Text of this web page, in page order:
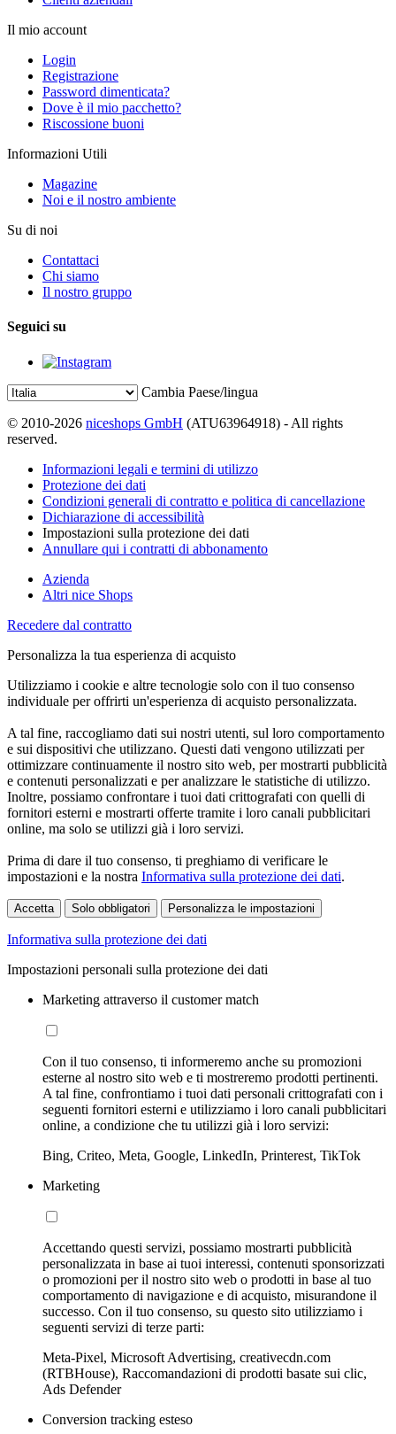
Il mio account
Login
Registrazione
Password dimenticata?
Dove è il mio pacchetto?
Riscossione buoni
Informazioni Utili
Magazine
Noi e il nostro ambiente
Su di noi
Contattaci
Chi siamo
Il nostro gruppo
Seguici su
Cambia Paese/lingua
© 2010-2026 niceshops GmbH (ATU63964918) - All rights
reserved.
Informazioni legali e termini di utilizzo
Protezione dei dati
Condizioni generali di contratto e politica di cancellazione
Dichiarazione di accessibilità
Impostazioni sulla protezione dei dati
Annullare qui i contratti di abbonamento
Azienda
Altri nice Shops
Recedere dal contratto
Personalizza la tua esperienza di acquisto
Utilizziamo i cookie e altre tecnologie solo con il tuo consenso
individuale per offrirti un'esperienza di acquisto personalizzata.
A tal fine, raccogliamo dati sui nostri utenti, sul loro comportamento
e sui dispositivi che utilizzano. Questi dati vengono utilizzati per
ottimizzare continuamente il nostro sito web, per mostrarti pubblicità
e contenuti personalizzati e per analizzare le statistiche di utilizzo.
Inoltre, possiamo confrontare i tuoi dati crittografati con quelli di
fornitori esterni e mostrarti offerte tramite i loro canali pubblicitari
online, ma solo se utilizzi già i loro servizi.
Prima di dare il tuo consenso, ti preghiamo di verificare le
impostazioni e la nostra Informativa sulla protezione dei dati.
Accetta Solo obbligatori Personalizza le impostazioni
Informativa sulla protezione dei dati
Impostazioni personali sulla protezione dei dati
Marketing attraverso il customer match
Con il tuo consenso, ti informeremo anche su promozioni
esterne al nostro sito web e ti mostreremo prodotti pertinenti.
A tal fine, confrontiamo i tuoi dati personali crittografati con i
seguenti fornitori esterni e utilizziamo i loro canali pubblicitari
online, a condizione che tu utilizzi già i loro servizi:
Bing, Criteo, Meta, Google, LinkedIn, Printerest, TikTok
Marketing
Accettando questi servizi, possiamo mostrarti pubblicità
personalizzata in base ai tuoi interessi, contenuti sponsorizzati
o promozioni per il nostro sito web o prodotti in base al tuo
comportamento di navigazione e di acquisto, misurandone il
successo. Con il tuo consenso, su questo sito utilizziamo i
seguenti servizi di terze parti:
Meta-Pixel, Microsoft Advertising, creativecdn.com
(RTBHouse), Raccomandazioni di prodotti basate sui clic,
Ads Defender
Conversion tracking esteso